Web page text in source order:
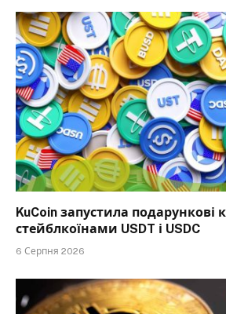
KuCoin запустила подарункові
стейблкоїнами USDT і USDC
6 Серпня 2026